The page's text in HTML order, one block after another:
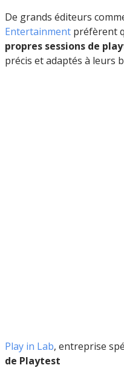
De grands éditeurs
Entertainment préfèrent
propres sessions de
précis et adaptés à leurs
Play in Lab, entreprise
de Playtest